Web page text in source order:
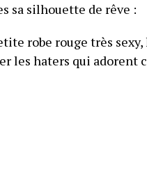
sa silhouette de rêve :
robe rouge très sexy,
les haters qui adorent